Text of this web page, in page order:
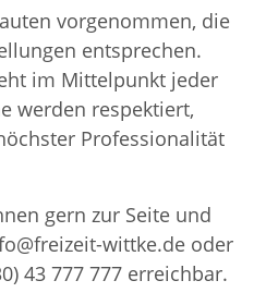
vorgenommen, die
entsprechen.
im Mittelpunkt jeder
werden respektiert,
Professionalität
gern zur Seite und
wittke.de oder
43 777 777 erreichbar.